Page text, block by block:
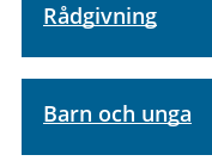
Rådgivning
Barn och unga